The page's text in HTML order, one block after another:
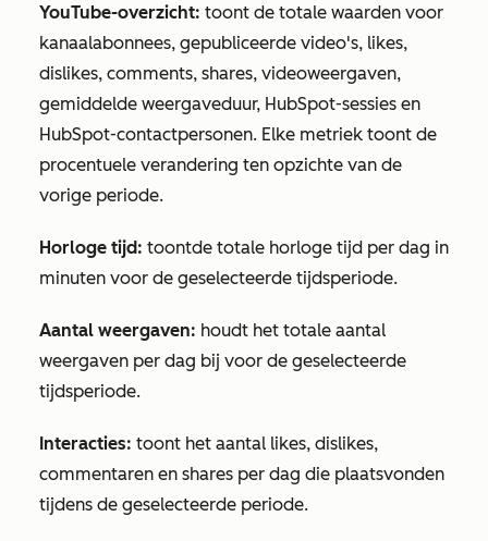
YouTube-overzicht: toont de totale waarden voor
kanaalabonnees, gepubliceerde video's, likes,
dislikes, comments, shares, videoweergaven,
gemiddelde weergaveduur, HubSpot-sessies en
HubSpot-contactpersonen. Elke metriek toont de
procentuele verandering ten opzichte van de
vorige periode.
Horloge tijd: toontde totale horloge tijd per dag in
minuten voor de geselecteerde tijdsperiode.
Aantal weergaven: houdt het totale aantal
weergaven per dag bij voor de geselecteerde
tijdsperiode.
Interacties: toont het aantal likes, dislikes,
commentaren en shares per dag die plaatsvonden
tijdens de geselecteerde periode.